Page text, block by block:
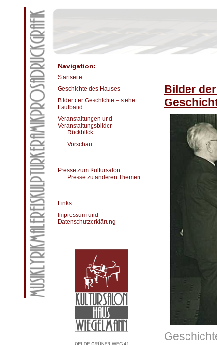
Bilder
Navigation:
Startseite
Geschichte des Hauses
Bilder der Geschichte – siehe
Laufband
Veranstaltungen und
Veranstaltungsbilder
Rückblick
Vorschau
Presse zum Kultursalon
Presse zu anderen Themen
Links
Impressum und
Datenschutzerklärung